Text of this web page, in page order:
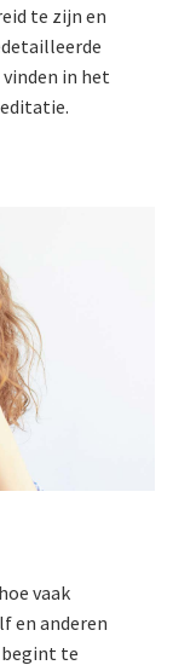
te zijn en
in het
vaak
en anderen
te